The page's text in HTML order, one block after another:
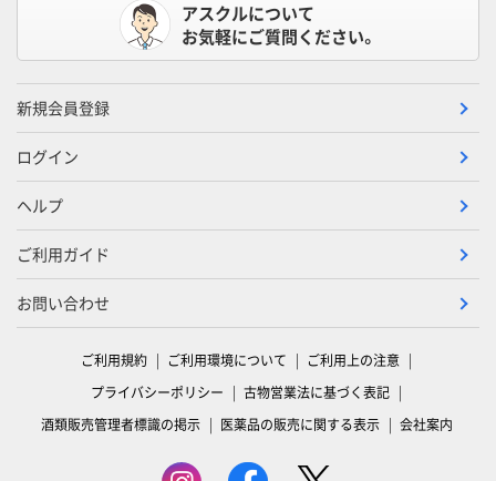
アスクルについて
お気軽にご質問ください。
新規会員登録
ログイン
ヘルプ
ご利用ガイド
お問い合わせ
ご利用規約 ご利用環境について
ご利用上の注意
プライバシーポリシー
古物営業法に基づく表記
酒類販売管理者標識の掲示
医薬品の販売に関する表示 会社案内